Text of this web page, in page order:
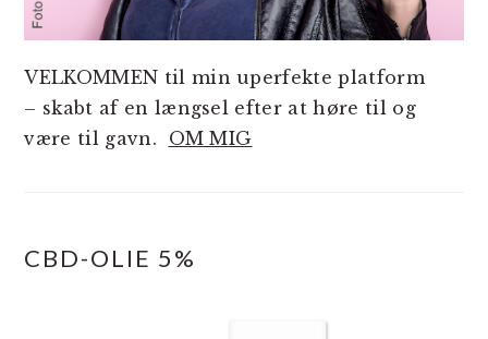
VELKOMMEN til min uperfekte platform
– skabt af en længsel efter at høre til og
være til gavn. OM MIG
CBD-OLIE 5%